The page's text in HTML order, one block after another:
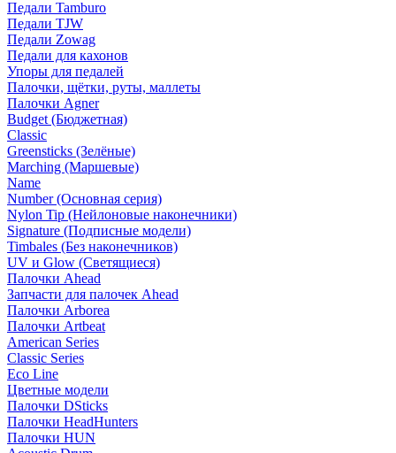
Педали Tamburo
Педали TJW
Педали Zowag
Педали для кахонов
Упоры для педалей
Палочки, щётки, руты, маллеты
Палочки Agner
Budget (Бюджетная)
Classic
Greensticks (Зелёные)
Marching (Маршевые)
Name
Number (Основная серия)
Nylon Tip (Нейлоновые наконечники)
Signature (Подписные модели)
Timbales (Без наконечников)
UV и Glow (Светящиеся)
Палочки Ahead
Запчасти для палочек Ahead
Палочки Arborea
Палочки Artbeat
American Series
Classic Series
Eco Line
Цветные модели
Палочки DSticks
Палочки HeadHunters
Палочки HUN